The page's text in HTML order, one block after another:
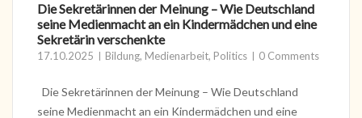
Die Sekretärinnen der Meinung – Wie Deutschland
seine Medienmacht an ein Kindermädchen und eine
Sekretärin verschenkte
17.10.2025 Bildung, Medienarbeit, Politics 0 Comments
Die Sekretärinnen der Meinung – Wie Deutschland
seine Medienmacht an ein Kindermädchen und eine